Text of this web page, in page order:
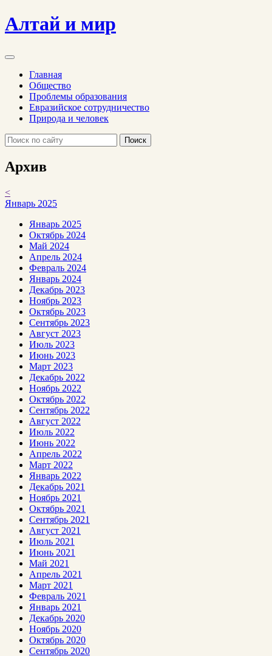
Алтай и мир
Главная
Общество
Проблемы образования
Евразийское сотрудничество
Природа и человек
Поиск
Архив
<
Январь 2025
Январь 2025
Октябрь 2024
Май 2024
Апрель 2024
Февраль 2024
Январь 2024
Декабрь 2023
Ноябрь 2023
Октябрь 2023
Сентябрь 2023
Август 2023
Июль 2023
Июнь 2023
Март 2023
Декабрь 2022
Ноябрь 2022
Октябрь 2022
Сентябрь 2022
Август 2022
Июль 2022
Июнь 2022
Апрель 2022
Март 2022
Январь 2022
Декабрь 2021
Ноябрь 2021
Октябрь 2021
Сентябрь 2021
Август 2021
Июль 2021
Июнь 2021
Май 2021
Апрель 2021
Март 2021
Февраль 2021
Январь 2021
Декабрь 2020
Ноябрь 2020
Октябрь 2020
Сентябрь 2020